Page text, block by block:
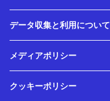
データ収集と利用について
メディアポリシー
クッキーポリシー